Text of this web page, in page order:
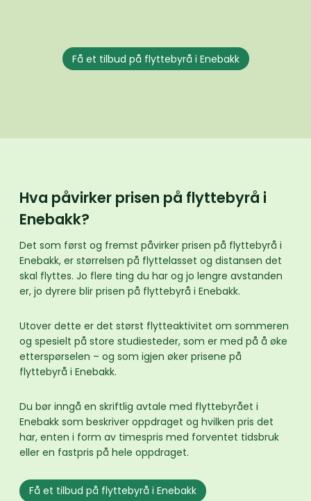
Få et tilbud på flyttebyrå i Enebakk
Hva påvirker prisen på flyttebyrå i
Enebakk?
Det som først og fremst påvirker prisen på flyttebyrå i
Enebakk, er størrelsen på flyttelasset og distansen det
skal flyttes. Jo flere ting du har og jo lengre avstanden
er, jo dyrere blir prisen på flyttebyrå i Enebakk.
Utover dette er det størst flytteaktivitet om sommeren
og spesielt på store studiesteder, som er med på å øke
etterspørselen – og som igjen øker prisene på
flyttebyrå i Enebakk.
Du bør inngå en skriftlig avtale med flyttebyrået i
Enebakk som beskriver oppdraget og hvilken pris det
har, enten i form av timespris med forventet tidsbruk
eller en fastpris på hele oppdraget.
Få et tilbud på flyttebyrå i Enebakk